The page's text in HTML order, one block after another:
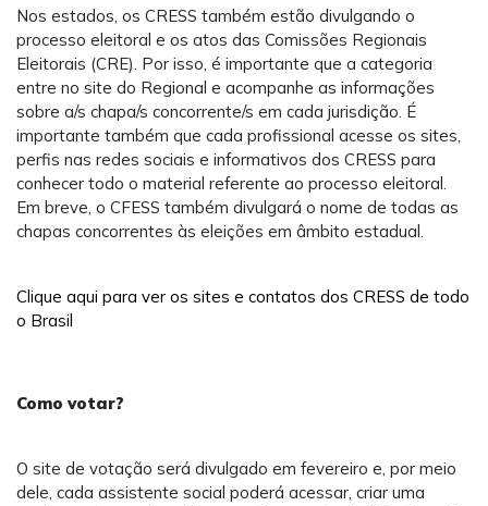
Nos estados, os CRESS também estão divulgando o
processo eleitoral e os atos das Comissões Regionais
Eleitorais (CRE). Por isso, é importante que a categoria
entre no site do Regional e acompanhe as informações
sobre a/s chapa/s concorrente/s em cada jurisdição. É
importante também que cada profissional acesse os sites,
perfis nas redes sociais e informativos dos CRESS para
conhecer todo o material referente ao processo eleitoral.
Em breve, o CFESS também divulgará o nome de todas as
chapas concorrentes às eleições em âmbito estadual.
Clique aqui para ver os sites e contatos dos CRESS de todo
o Brasil
Como votar?
O site de votação será divulgado em fevereiro e, por meio
dele, cada assistente social poderá acessar, criar uma